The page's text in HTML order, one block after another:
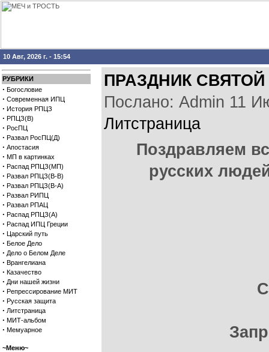
10 Авг, 2026 г. - 15:54
РУБРИКИ
· Богословие
· Современная ИПЦ
· История РПЦЗ
· РПЦЗ(В)
· РосПЦ
· Развал РосПЦ(Д)
· Апостасия
· МП в картинках
· Распад РПЦЗ(МП)
· Развал РПЦЗ(В-В)
· Развал РПЦЗ(В-А)
· Развал РИПЦ
· Развал РПАЦ
· Распад РПЦЗ(А)
· Распад ИПЦ Греции
· Царский путь
· Белое Дело
· Дело о Белом Деле
· Врангелиана
· Казачество
· Дни нашей жизни
· Репрессирование МИТ
· Русская защита
· Литстраница
· МИТ-альбом
· Мемуарное
~Меню~
ПРАЗДНИК
Послано: Admin 11
Литстраница
Поздравляем
русских